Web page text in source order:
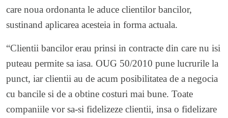
care noua ordonanta le aduce clientilor bancilor,
sustinand aplicarea acesteia in forma actuala.
“Clientii bancilor erau prinsi in contracte din care nu isi
puteau permite sa iasa. OUG 50/2010 pune lucrurile la
punct, iar clientii au de acum posibilitatea de a negocia
cu bancile si de a obtine costuri mai bune. Toate
companiile vor sa-si fidelizeze clientii, insa o fidelizare